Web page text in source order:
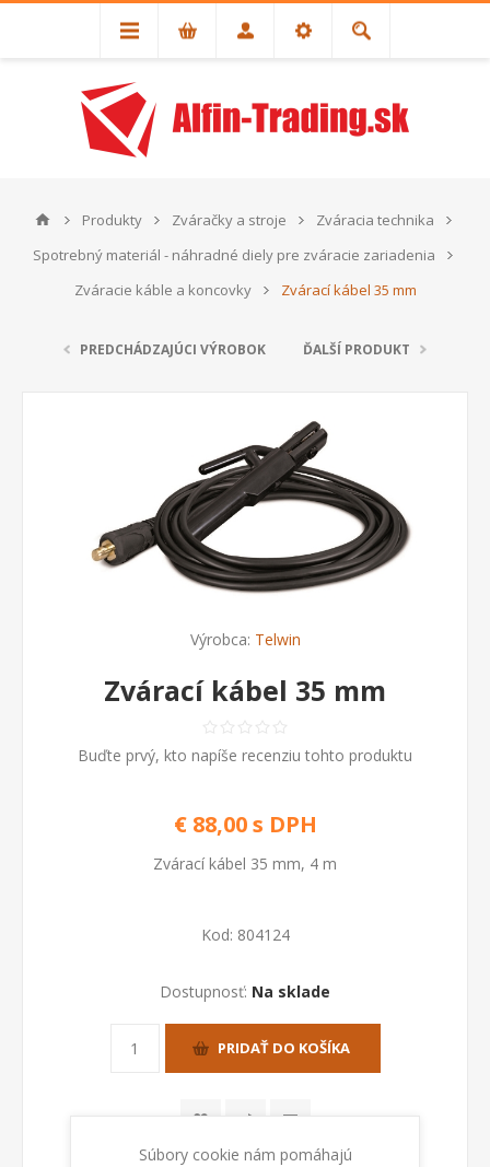
Produkty Zváračky a stroje
Zváracia technika
Spotrebný materiál - náhradné diely pre zváracie zariadenia
Zváracie káble a koncovky
Zvárací kábel 35 mm
PREDCHÁDZAJÚCI VÝROBOK ĎALŠÍ PRODUKT
Výrobca: Telwin
Zvárací kábel 35 mm
Buďte prvý, kto napíše recenziu tohto produktu
€ 88,00 s DPH
Zvárací kábel 35 mm, 4 m
Kod: 804124
Dostupnosť: Na sklade
PRIDAŤ DO KOŠÍKA
Súbory cookie nám pomáhajú